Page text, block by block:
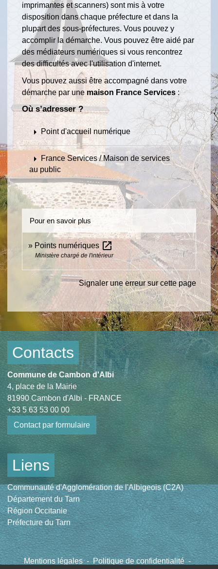
imprimantes et scanners) sont mis à votre
disposition dans chaque préfecture et dans la
plupart des sous-préfectures. Vous pouvez y
accomplir la démarche. Vous pouvez être aidé par
des médiateurs numériques si vous rencontrez
des difficultés avec l'utilisation d'internet.
Vous pouvez aussi être accompagné dans votre
démarche par unemaison France Services:
Où s’adresser ?
arrow_rightPoint d'accueil numérique
arrow_rightFrance Services / Maison de services
au public
Pour en savoir plus
Points numériques open_in_new
Ministère chargé de l'intérieur
Signaler une erreur sur cette page
Contacts
Commune de Cambon d'Albi
4, place de la Mairie
81990 Cambon d'Albi - FRANCE
+33 5 63 53 00 00
Contact par formulaire
Liens
Communauté d'Agglomération de l'Albigeois (C2A)
Département du Tarn
Région Occitanie
Préfecture du Tarn
Mentions légales - Politique de confidentialité -